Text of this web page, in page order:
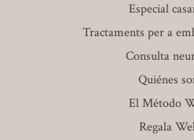
Especial
Tractaments per a
Consulta
Quiénes
El Método
Regala